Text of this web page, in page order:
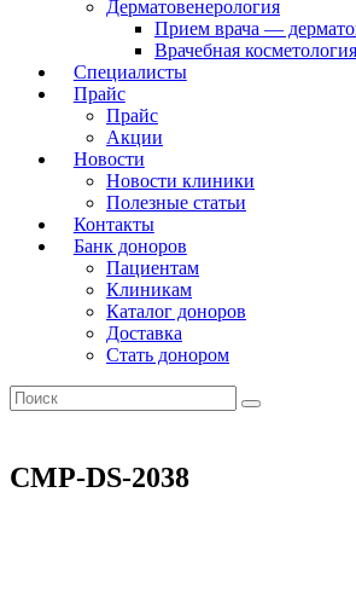
Дерматовенерология
Прием врача —
Врачебная косметология
Специалисты
Прайс
Прайс
Акции
Новости
Новости клиники
Полезные статьи
Контакты
Банк доноров
Пациентам
Клиникам
Каталог доноров
Доставка
Стать донором
CMP-DS-2038